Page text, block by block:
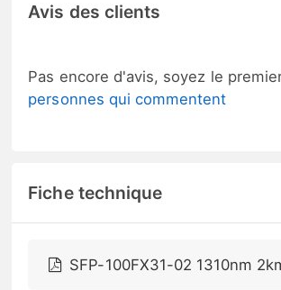
Avis des clients
Pas encore d'avis, soyez le
personnes qui commentent
Fiche technique
SFP-100FX31-02 1310nm